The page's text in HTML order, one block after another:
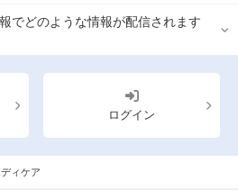
でどのような情報が配信されます
ログイン
ィケア